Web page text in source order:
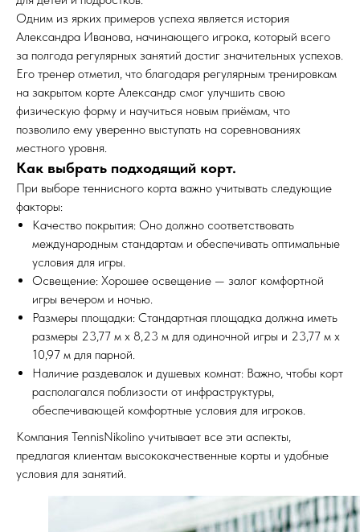
Одним из ярких примеров успеха является история
Александра Иванова, начинающего игрока, который всего
за полгода регулярных занятий достиг значительных успехов.
Его тренер отметил, что благодаря регулярным тренировкам
на закрытом корте Александр смог улучшить свою
физическую форму и научиться новым приёмам, что
позволило ему уверенно выступать на соревнованиях
местного уровня.
Как выбрать подходящий корт.
При выборе теннисного корта важно учитывать следующие
факторы:
Качество покрытия: Оно должно соответствовать
международным стандартам и обеспечивать оптимальные
условия для игры.
Освещение: Хорошее освещение — залог комфортной
игры вечером и ночью.
Размеры площадки: Стандартная площадка должна иметь
размеры 23,77 м х 8,23 м для одиночной игры и 23,77 м х
10,97 м для парной.
Наличие раздевалок и душевых комнат: Важно, чтобы корт
располагался поблизости от инфраструктуры,
обеспечивающей комфортные условия для игроков.
Компания TennisNikolino учитывает все эти аспекты,
предлагая клиентам высококачественные корты и удобные
условия для занятий.